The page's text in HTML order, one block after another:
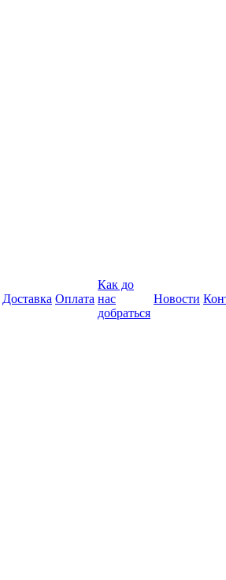
Доставка Оплата
Как до
нас
добраться
Новости